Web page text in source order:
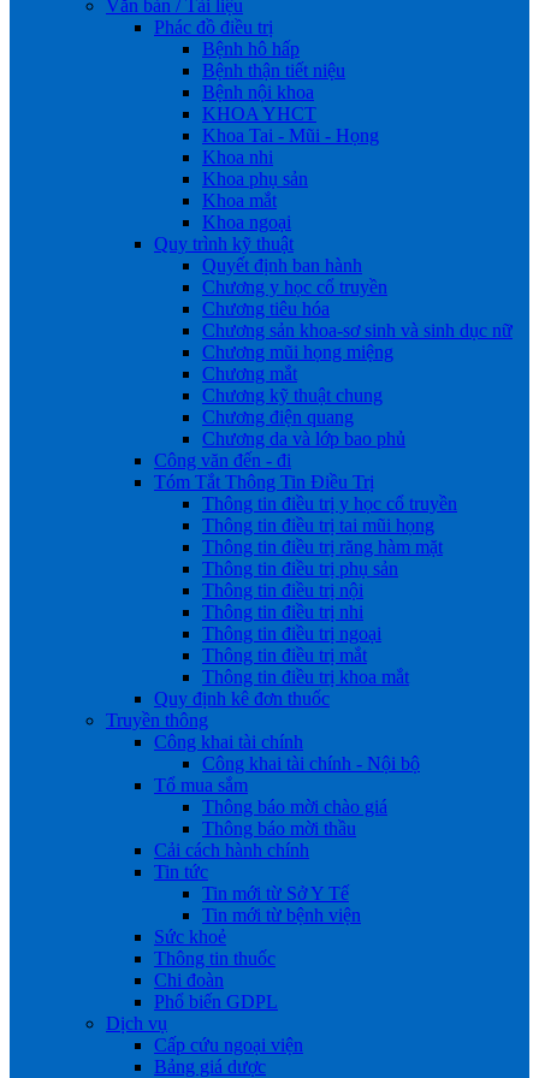
Văn bản / Tài liệu
Phác đồ điều trị
Bệnh hô hấp
Bệnh thận tiết niệu
Bệnh nội khoa
KHOA YHCT
Khoa Tai - Mũi - Họng
Khoa nhi
Khoa phụ sản
Khoa mắt
Khoa ngoại
Quy trình kỹ thuật
Quyết định ban hành
Chương y học cổ truyền
Chương tiêu hóa
Chương sản khoa-sơ sinh và sinh dục nữ
Chương mũi họng miệng
Chương mắt
Chương kỹ thuật chung
Chương điện quang
Chương da và lớp bao phủ
Công văn đến - đi
Tóm Tắt Thông Tin Điều Trị
Thông tin điều trị y học cổ truyền
Thông tin điều trị tai mũi họng
Thông tin điều trị răng hàm mặt
Thông tin điều trị phụ sản
Thông tin điều trị nội
Thông tin điều trị nhi
Thông tin điều trị ngoại
Thông tin điều trị mắt
Thông tin điều trị khoa mắt
Quy định kê đơn thuốc
Truyền thông
Công khai tài chính
Công khai tài chính - Nội bộ
Tổ mua sắm
Thông báo mời chào giá
Thông báo mời thầu
Cải cách hành chính
Tin tức
Tin mới từ Sở Y Tế
Tin mới từ bệnh viện
Sức khoẻ
Thông tin thuốc
Chi đoàn
Phổ biến GDPL
Dịch vụ
Cấp cứu ngoại viện
Bảng giá dược